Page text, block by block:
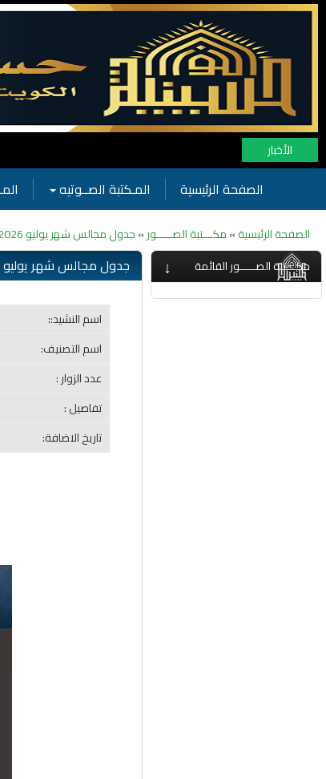
الأخبار
الصفحة الرئيسية المـكتبة الصــوتيه
الصفحة الرئيسية»مكـــتبة الصـــــور»جدول مجالس شهر يوليو 2026
↓ مكـــتبة الصـــــور القائمة جدول مجالس شهر يوليو 2026
اسم النشيد::
اسم التصنيف:
عدد الزوار :
تفاصيل :
تاريخ الاضافة: